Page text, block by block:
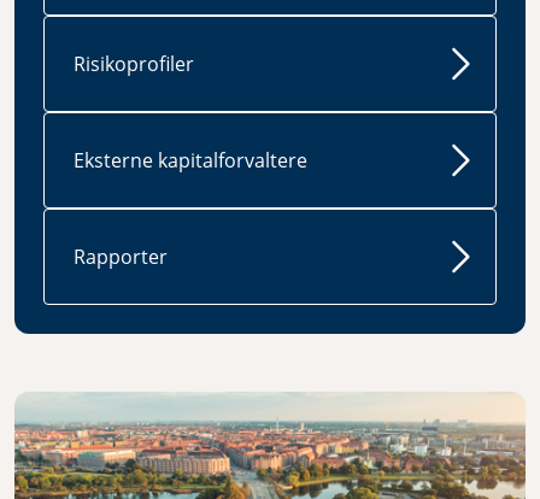
Risikoprofiler
Eksterne kapitalforvaltere
Rapporter